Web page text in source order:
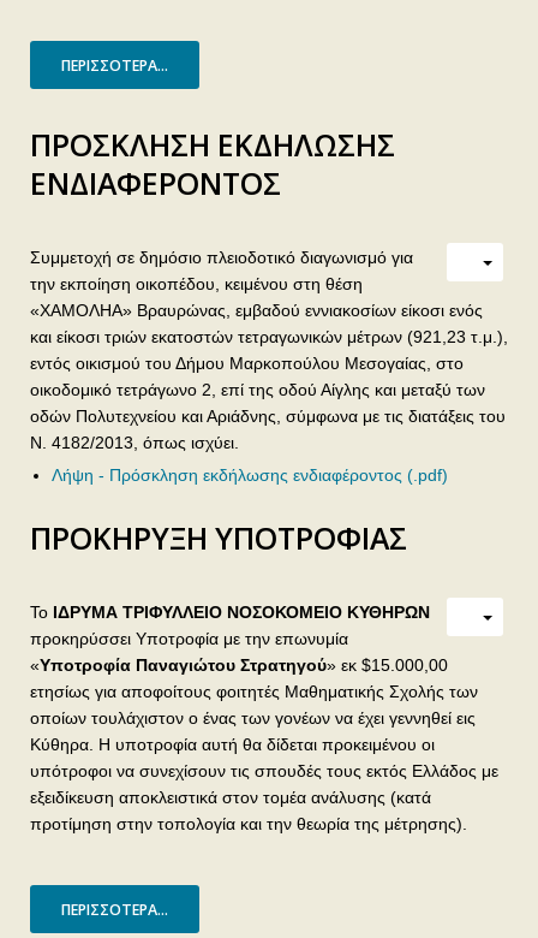
ΠΕΡΙΣΣΌΤΕΡΑ...
ΠΡΟΣΚΛΗΣΗ ΕΚΔΗΛΩΣΗΣ
ΕΝΔΙΑΦΕΡΟΝΤΟΣ
Συμμετοχή σε δημόσιο πλειοδοτικό διαγωνισμό για
την εκποίηση οικοπέδου, κειμένου στη θέση
«ΧΑΜΟΛΗΑ» Βραυρώνας, εμβαδού εννιακοσίων είκοσι ενός
και είκοσι τριών εκατοστών τετραγωνικών μέτρων (921,23 τ.μ.),
εντός οικισμού του Δήμου Μαρκοπούλου Μεσογαίας, στο
οικοδομικό τετράγωνο 2, επί της οδού Αίγλης και μεταξύ των
οδών Πολυτεχνείου και Αριάδνης, σύμφωνα με τις διατάξεις του
Ν. 4182/2013, όπως ισχύει.
Λήψη - Πρόσκληση εκδήλωσης ενδιαφέροντος (.pdf)
ΠΡΟΚΗΡΥΞΗ ΥΠΟΤΡΟΦΙΑΣ
Το ΙΔΡΥΜΑ ΤΡΙΦΥΛΛΕΙΟ ΝΟΣΟΚΟΜΕΙΟ ΚΥΘΗΡΩΝ
προκηρύσσει Υποτροφία με την επωνυμία
«Υποτροφία Παναγιώτου Στρατηγού» εκ $15.000,00
ετησίως για αποφοίτους φοιτητές Μαθηματικής Σχολής των
οποίων τουλάχιστον ο ένας των γονέων να έχει γεννηθεί εις
Κύθηρα. Η υποτροφία αυτή θα δίδεται προκειμένου οι
υπότροφοι να συνεχίσουν τις σπουδές τους εκτός Ελλάδος με
εξειδίκευση αποκλειστικά στον τομέα ανάλυσης (κατά
προτίμηση στην τοπολογία και την θεωρία της μέτρησης).
ΠΕΡΙΣΣΌΤΕΡΑ...